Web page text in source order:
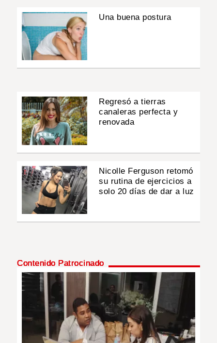
Una buena postura
Regresó a tierras
canaleras perfecta y
renovada
Nicolle Ferguson retomó
su rutina de ejercicios a
solo 20 días de dar a luz
Contenido Patrocinado